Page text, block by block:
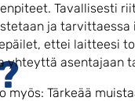
Tavallisesti
ja tarvittaessa
ettei laitteesi
yhteyttä asentajaan
myös: Tärkeää